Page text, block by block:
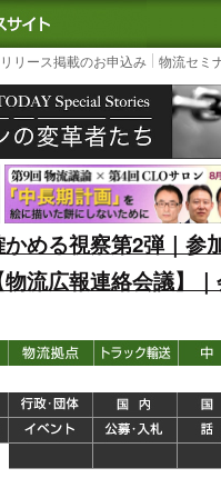
内最大の物流ニュースサ
3PL,
リース掲載のお申込み 物流セミ
める視察第2弾｜参
流広報連絡会議】